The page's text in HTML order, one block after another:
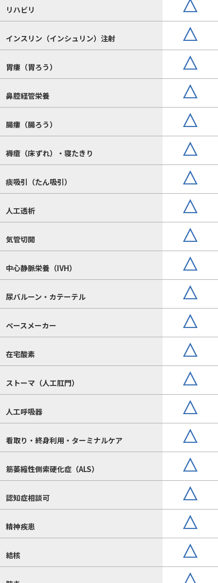
リハビリ
インスリン（インシュリン）注射
胃瘻（胃ろう）
鼻腔経管栄養
腸瘻（腸ろう）
褥瘡（床ずれ）・寝たきり
痰吸引（たん吸引）
人工透析
気管切開
中心静脈栄養（IVH）
尿バルーン・カテーテル
ペースメーカー
在宅酸素
ストーマ（人工肛門）
人工呼吸器
看取り・終身利用・ターミナルケア
筋萎縮性側索硬化症（ALS）
認知症相談可
精神疾患
結核